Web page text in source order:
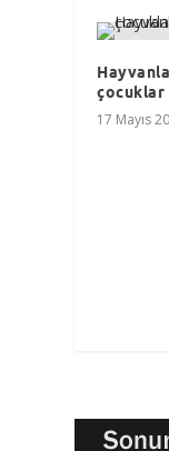
çocuklar
17 Mayıs